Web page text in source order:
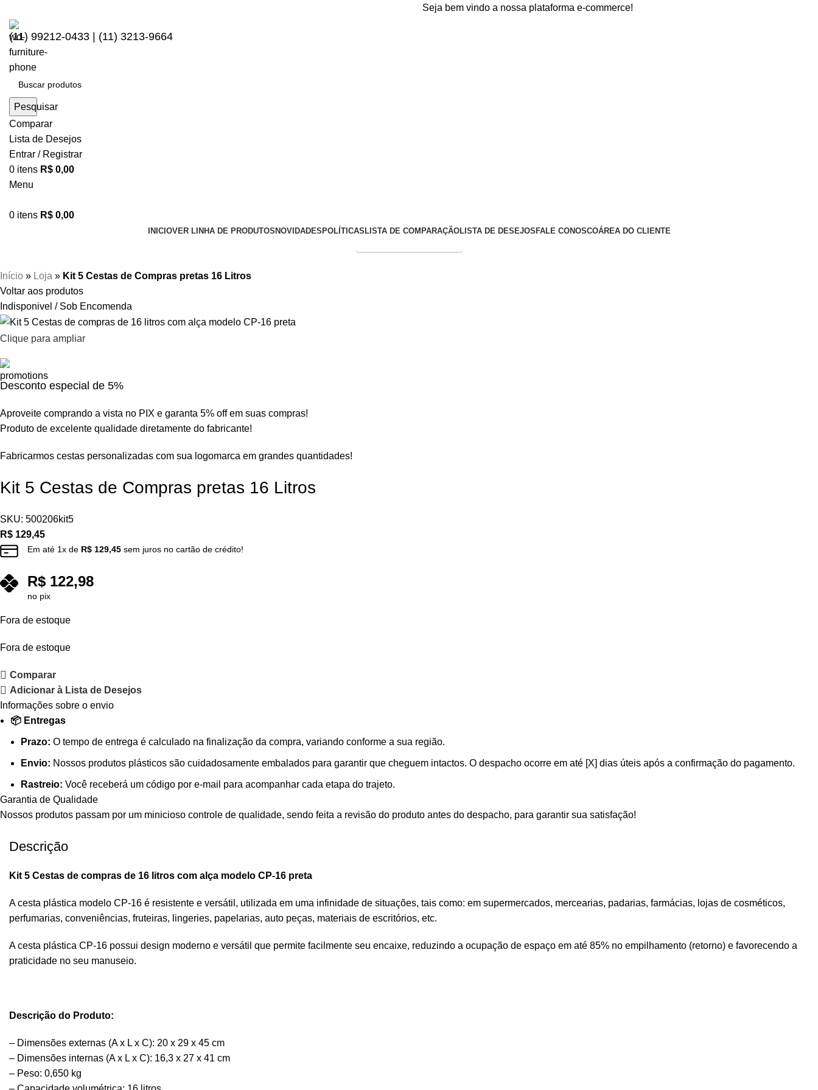
Seja bem vindo a nossa plataforma e-commerce!
(11) 99212-0433 | (11) 3213-9664
Pesquisar
Comparar
Lista de Desejos
Entrar / Registrar
0 itens R$ 0,00
Menu
0 itens R$ 0,00
INICIOVER LINHA DE PRODUTOS NOVIDADES POLÍTICAS LISTA DE COMPARAÇÃOLISTA DE DESEJOS FALE CONOSCOÁREA DO CLIENTE
Início » Loja » Kit 5 Cestas de Compras pretas 16 Litros
Voltar aos produtos
Indisponivel / Sob Encomenda
Clique para ampliar
Desconto especial de 5%
Aproveite comprando a vista no PIX e garanta 5% off em suas compras!
Produto de excelente qualidade diretamente do fabricante!
Fabricarmos cestas personalizadas com sua logomarca em grandes quantidades!
Kit 5 Cestas de Compras pretas 16 Litros
SKU:500206kit5
R$ 129,45
Em até 1x de R$ 129,45 sem juros no cartão de crédito!
R$ 122,98
no pix
Fora de estoque
Fora de estoque
Comparar
Adicionar à Lista de Desejos
Informações sobre o envio
📦 Entregas
Prazo: O tempo de entrega é calculado na finalização da compra, variando conforme a sua região.
Envio: Nossos produtos plásticos são cuidadosamente embalados para garantir que cheguem intactos. O despacho ocorre em até [X] dias úteis após a confirmação do pagamento.
Rastreio: Você receberá um código por e-mail para acompanhar cada etapa do trajeto.
Garantia de Qualidade
Nossos produtos passam por um minicioso controle de qualidade, sendo feita a revisão do produto antes do despacho, para garantir sua satisfação!
Descrição
Kit 5 Cestas de compras de 16 litros com alça modelo CP-16 preta
A cesta plástica modelo CP-16 é resistente e versátil, utilizada em uma infinidade de situações, tais como: em supermercados, mercearias, padarias, farmácias, lojas de cosméticos,
perfumarias, conveniências, fruteiras, lingeries, papelarias, auto peças, materiais de escritórios, etc.
A cesta plástica CP-16 possui design moderno e versátil que permite facilmente seu encaixe, reduzindo a ocupação de espaço em até 85% no empilhamento (retorno) e favorecendo a
praticidade no seu manuseio.
Descrição do Produto:
– Dimensões externas (A x L x C): 20 x 29 x 45 cm
– Dimensões internas (A x L x C): 16,3 x 27 x 41 cm
– Peso: 0,650 kg